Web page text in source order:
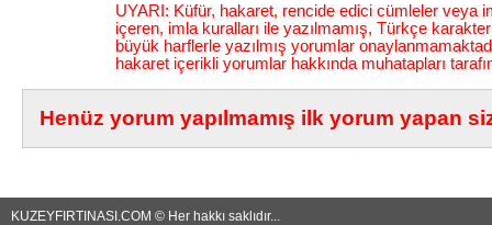
UYARI: Küfür, hakaret, rencide edici cümleler veya
içeren, imla kuralları ile yazılmamış, Türkçe
büyük harflerle yazılmış yorumlar
hakaret içerikli yorumlar hakkında muhatapları
Henüz yorum yapılmamış ilk yorum yapan
KUZEYFIRTINASI.COM © Her hakkı saklıdır...